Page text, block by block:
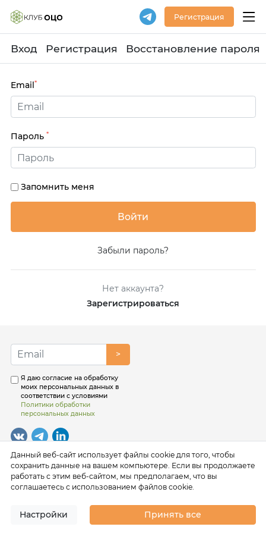
Регистрация
Вход Регистрация Восстановление пароля
Email*
Пароль *
Запомнить меня
Забыли пароль?
Нет аккаунта?
Зарегистрироваться
>
Я даю согласие на обработку
моих персональных данных в
соответствии с условиями
Политики обработки
персональных данных
Данный веб-сайт использует файлы cookie для того, чтобы
сохранить данные на вашем компьютере. Если вы продолжаете
работать с этим веб-сайтом, мы предполагаем, что вы
соглашаетесь с использованием файлов cookie.
Настройки Принять все